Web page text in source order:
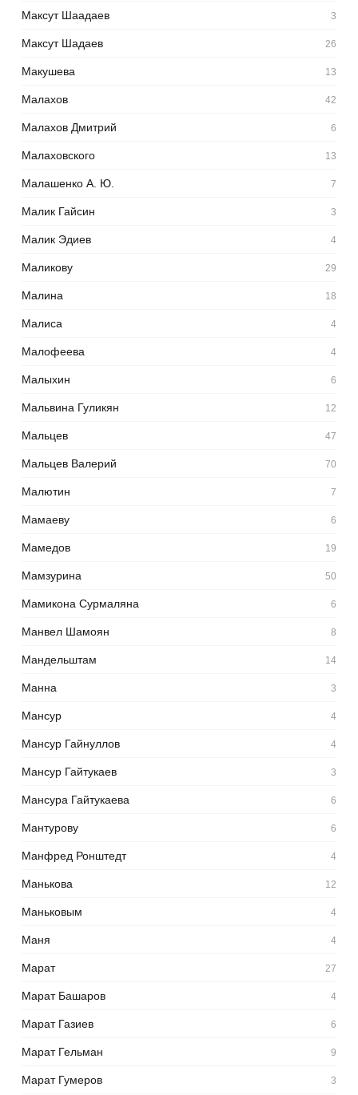
Максут Шаадаев 3
Максут Шадаев 26
Макушева 13
Малахов 42
Малахов Дмитрий 6
Малаховского 13
Малашенко А. Ю. 7
Малик Гайсин 3
Малик Эдиев 4
Маликову 29
Малина 18
Малиса 4
Малофеева 4
Малыхин 6
Мальвина Гуликян 12
Мальцев 47
Мальцев Валерий 70
Малютин 7
Мамаеву 6
Мамедов 19
Мамзурина 50
Мамикона Сурмаляна 6
Манвел Шамоян 8
Мандельштам 14
Манна 3
Мансур 4
Мансур Гайнуллов 4
Мансур Гайтукаев 3
Мансура Гайтукаева 6
Мантурову 6
Манфред Ронштедт 4
Манькова 12
Маньковым 4
Маня 4
Марат 27
Марат Башаров 4
Марат Газиев 6
Марат Гельман 9
Марат Гумеров 3